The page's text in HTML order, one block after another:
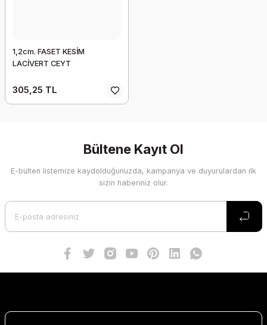
1,2cm. FASET KESİM
LACİVERT CEYT
305,25 TL
Bültene Kayıt Ol
E-bülten listemize kaydolduğunuzda, kampanya ve duyurulardan ilk
sizin haberiniz olur.